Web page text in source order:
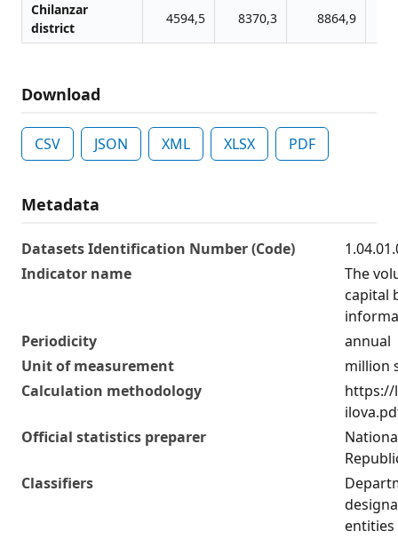
Chilanzar
district
4594,5 8370,3 8864,9
Download
CSV JSON XML XLSX PDF
Metadata
Datasets Identification Number (Code)
Indicator name
The
capital
Periodicity
annual
Unit of measurement
million
Calculation methodology
https://
Official statistics preparer
Classifiers
entities